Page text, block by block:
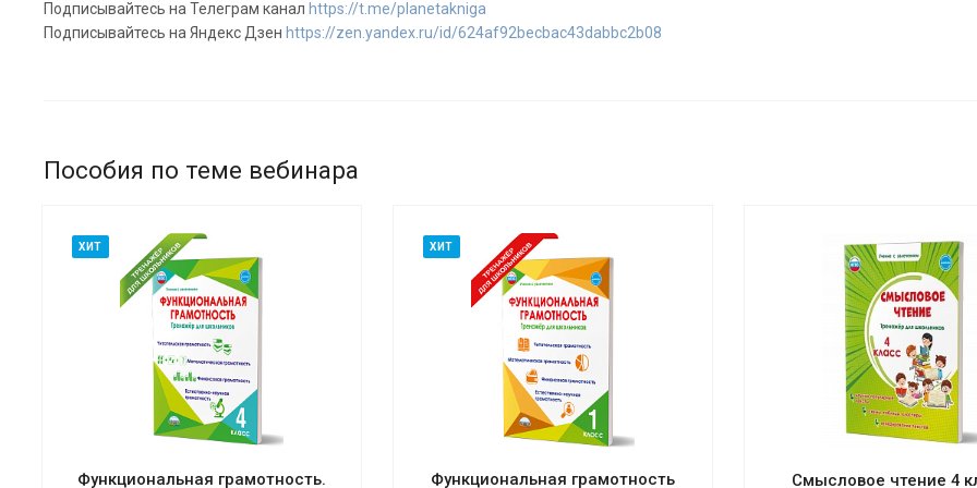
Подписывайтесь на Телеграм канал https://t.me/planetakniga
Подписывайтесь на Яндекс Дзен https://zen.yandex.ru/id/624af92becbac43dabbc2b08
Пособия по теме вебинара
ХИТ
Функциональная грамотность.
ХИТ
Функциональная грамотность
Смысловое чтение 4